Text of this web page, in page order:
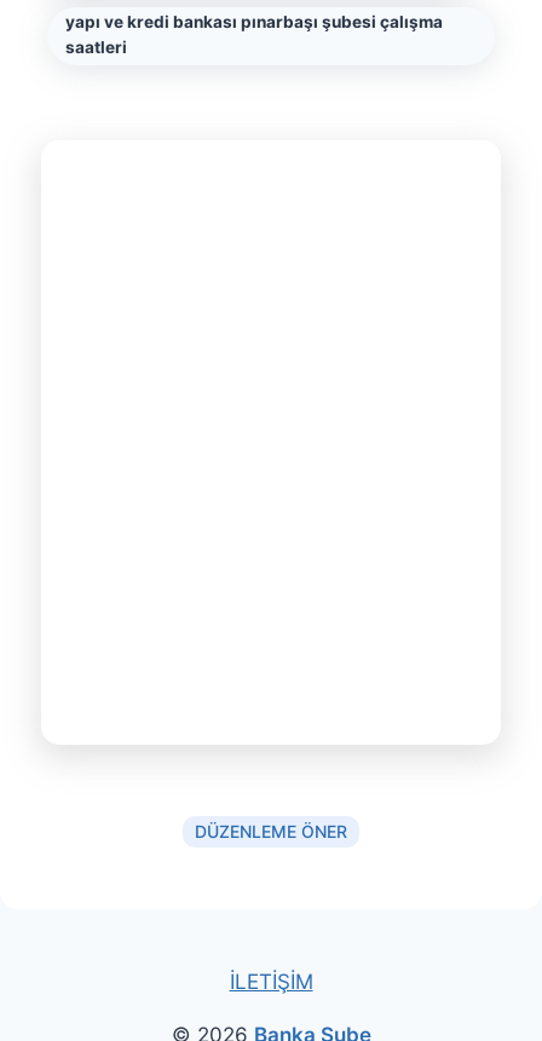
yapı ve kredi bankası pınarbaşı şubesi çalışma
saatleri
DÜZENLEME ÖNER
İLETİŞİM
© 2026 Banka Şube